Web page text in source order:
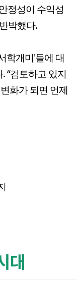
정성이 수익성
박했다.
학개미'들에 대
“검토하고 있지
화가 되면 언제